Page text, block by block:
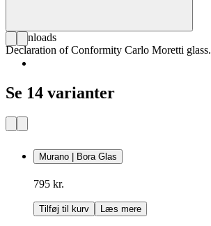
Downloads
Declaration of Conformity Carlo Moretti
Se 14 varianter
Murano | Bora Glas
795 kr.
Tilføj til kurv Læs mere